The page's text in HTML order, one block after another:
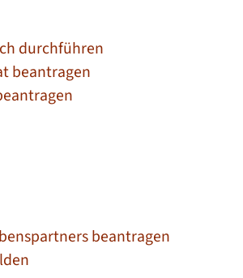
durchführen
beantragen
beantragen